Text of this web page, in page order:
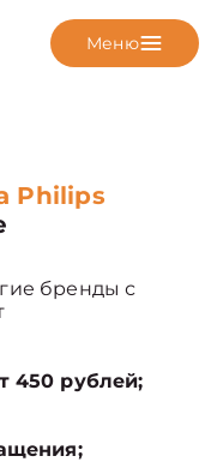
Меню
Philips
бренды с
450 рублей;